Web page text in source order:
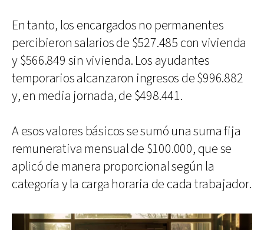
En tanto, los encargados no permanentes
percibieron salarios de $527.485 con vivienda
y $566.849 sin vivienda. Los ayudantes
temporarios alcanzaron ingresos de $996.882
y, en media jornada, de $498.441.
A esos valores básicos se sumó una suma fija
remunerativa mensual de $100.000, que se
aplicó de manera proporcional según la
categoría y la carga horaria de cada trabajador.